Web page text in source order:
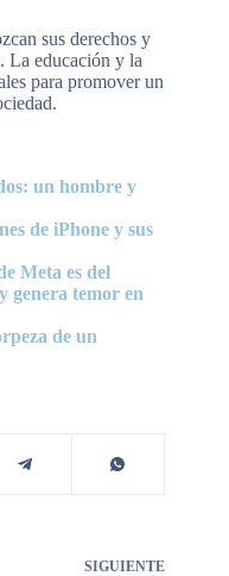
sus derechos y
La educación y la
para promover un
un hombre y
de iPhone y sus
Meta es del
genera temor en
de un
SIGUIENTE